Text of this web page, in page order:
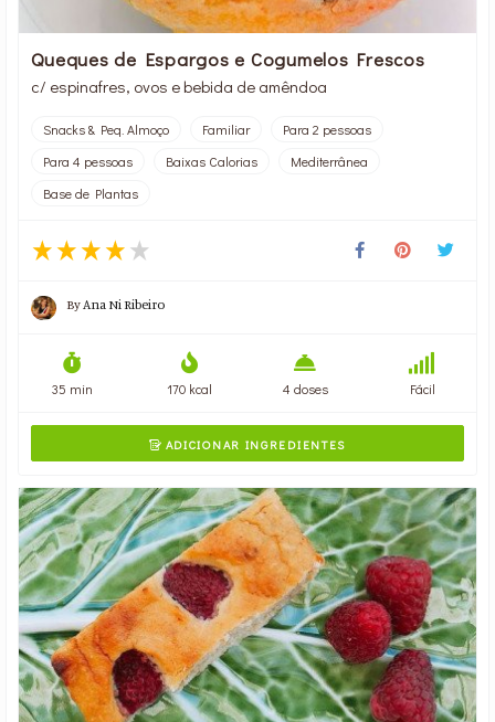
Queques de Espargos e Cogumelos Frescos
c/ espinafres, ovos e bebida de amêndoa
Snacks & Peq. Almoço Familiar
Para 2 pessoas
Para 4 pessoas
Baixas Calorias
Mediterrânea
Base de Plantas
ByAna Ni Ribeiro
35 min 170 kcal 4 doses Fácil
ADICIONAR INGREDIENTES